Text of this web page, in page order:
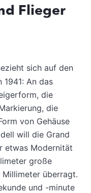
Flieger
sich auf den
An das
die
die
von Gehäuse
will die Grand
etwas Modernität
große
Millimeter überragt.
und -minute